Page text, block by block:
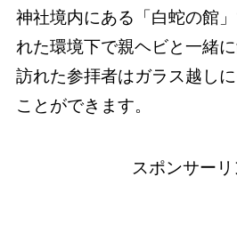
神社境内にある「白蛇の館
れた環境下で親ヘビと一緒に
訪れた参拝者はガラス越し
ことができます。
スポンサーリ